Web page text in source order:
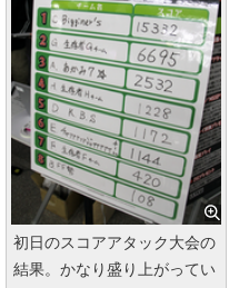
初日のスコアアタック大会の
結果。かなり盛り上がってい